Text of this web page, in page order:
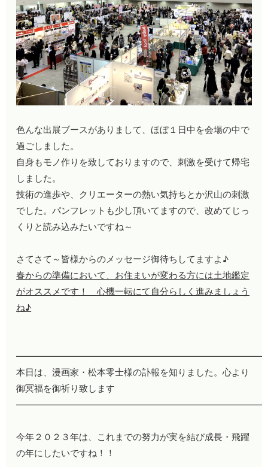
色んな出展ブースがありまして、ほぼ１日中を会場の中で
過ごしました。
自身もモノ作りを致しておりますので、刺激を受けて帰宅
しました。
技術の進歩や、クリエーターの熱い気持ちとか沢山の刺激
でした。パンフレットも少し頂いてますので、改めてじっ
くりと読み込みたいですね～
さてさて～皆様からのメッセージ御待ちしてますよ♪
春からの準備において、お住まいが変わる方には土地鑑定
がオススメです！ 心機一転にて自分らしく進みましょう
ね♪
本日は、漫画家・松本零士様の訃報を知りました。心より
御冥福を御祈り致します
今年２０２３年は、これまでの努力が実を結び成長・飛躍
の年にしたいですね！！